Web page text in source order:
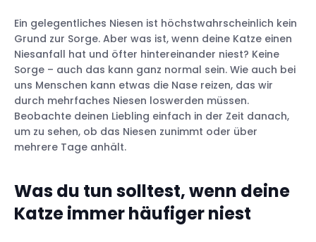
Ein gelegentliches Niesen ist höchstwahrscheinlich kein
Grund zur Sorge. Aber was ist, wenn deine Katze einen
Niesanfall hat und öfter hintereinander niest? Keine
Sorge – auch das kann ganz normal sein. Wie auch bei
uns Menschen kann etwas die Nase reizen, das wir
durch mehrfaches Niesen loswerden müssen.
Beobachte deinen Liebling einfach in der Zeit danach,
um zu sehen, ob das Niesen zunimmt oder über
mehrere Tage anhält.
Was du tun solltest, wenn deine
Katze immer häufiger niest